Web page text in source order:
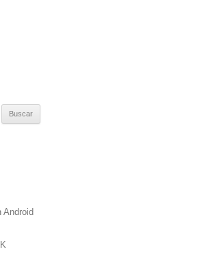
Android